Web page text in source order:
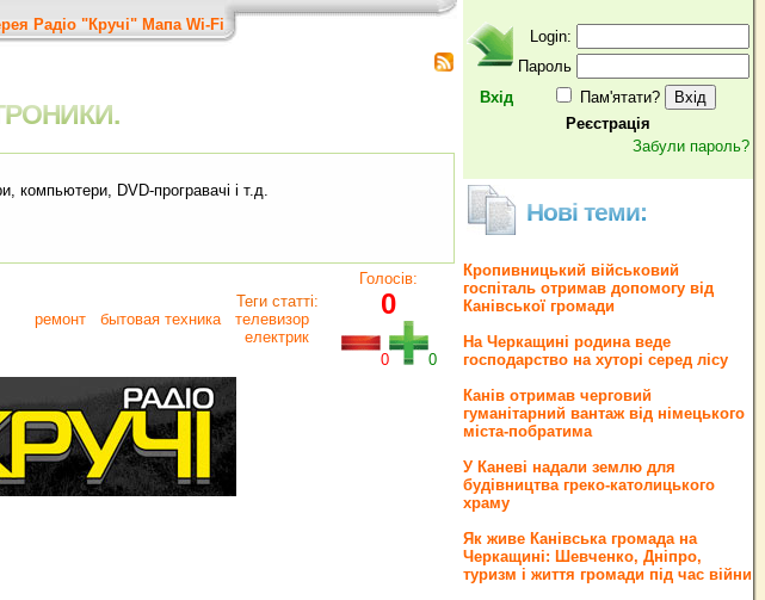
Радіо "Кручі" Мапа Wi-Fi
компьютери, DVD-програвачi i т.д.
Теги статті:
ремонт
бытовая техника
телевизор
електрик
Голосів:
0
0 0
Вхід
Login:
Пароль
Пам'ятати?
Реєстрація
Забули пароль?
Нові теми:
Кропивницький військовий
госпіталь отримав допомогу від
Канівської громади
На Черкащині родина веде
господарство на хуторі серед лісу
Канів отримав черговий
гуманітарний вантаж від німецького
міста-побратима
У Каневі надали землю для
будівництва греко‐католицького
храму
Як живе Канівська громада на
Черкащині: Шевченко, Дніпро,
туризм і життя громади під час війни